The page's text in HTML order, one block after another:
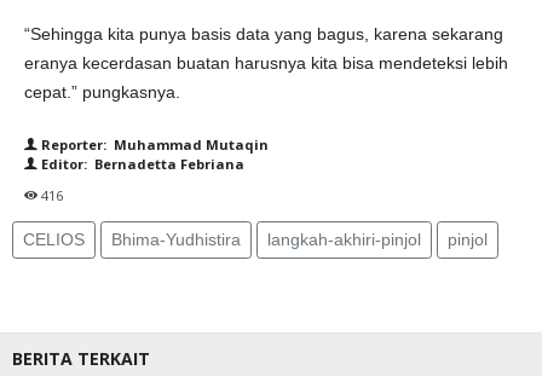
“Sehingga kita punya basis data yang bagus, karena sekarang
eranya kecerdasan buatan harusnya kita bisa mendeteksi lebih
cepat.” pungkasnya.
Reporter: Muhammad Mutaqin
Editor: Bernadetta Febriana
416
CELIOS Bhima-Yudhistira langkah-akhiri-pinjol pinjol
BERITA TERKAIT